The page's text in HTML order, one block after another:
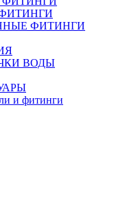
ФИТИНГИ
ВОДЫ
и фитинги